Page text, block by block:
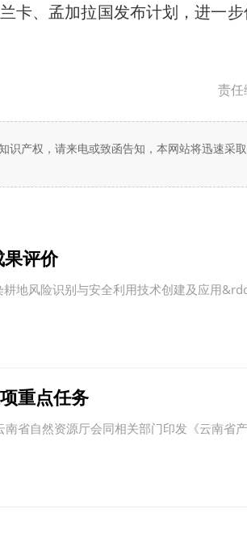
卡、孟加拉国发布计划，进一
责任
识产权，请来电或致函告知，本网站将迅速采
评价
地风险识别与安全利用技术创建及应用
重点任务
省自然资源厅会同相关部门印发《云南省